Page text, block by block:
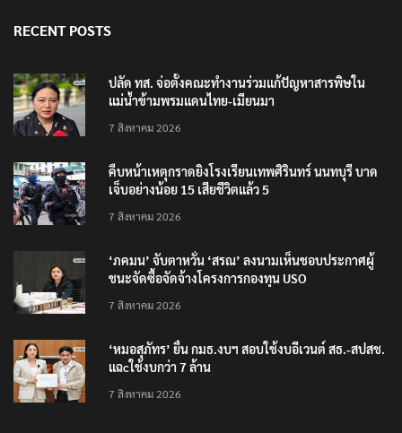
RECENT POSTS
ปลัด ทส. จ่อตั้งคณะทำงานร่วมแก้ปัญหาสารพิษใน
แม่น้ำข้ามพรมแดนไทย-เมียนมา
7 สิงหาคม 2026
คืบหน้าเหตุกราดยิงโรงเรียนเทพศิรินทร์ นนทบุรี บาด
เจ็บอย่างน้อย 15 เสียชีวิตแล้ว 5
7 สิงหาคม 2026
‘ภคมน’ จับตาหวั่น ‘สรณ’ ลงนามเห็นชอบประกาศผู้
ชนะจัดซื้อจัดจ้างโครงการกองทุน USO
7 สิงหาคม 2026
‘หมอสุภัทร’ ยื่น กมธ.งบฯ สอบใช้งบอีเวนต์ สธ.-สปสช.
แฉcใช้งบกว่า 7 ล้าน
7 สิงหาคม 2026